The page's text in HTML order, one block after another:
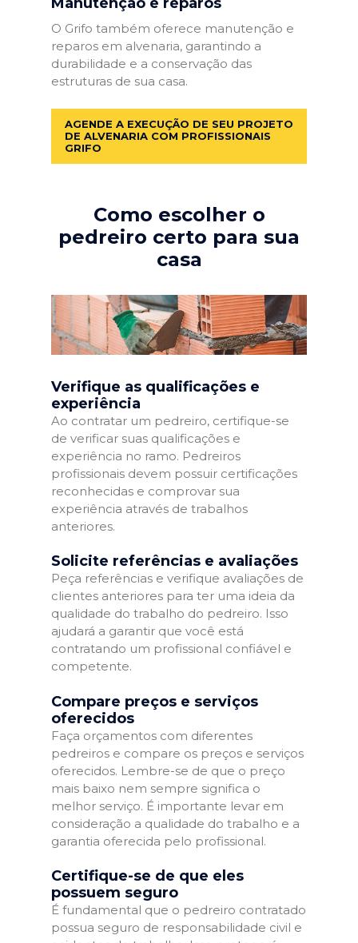
O Grifo também oferece manutenção e
reparos em alvenaria, garantindo a
durabilidade e a conservação das
estruturas de sua casa.
AGENDE A EXECUÇÃO DE SEU PROJETO
DE ALVENARIA COM PROFISSIONAIS
GRIFO
Como escolher o
pedreiro certo para sua
casa
Verifique as qualificações e
experiência
Ao contratar um pedreiro, certifique-se
de verificar suas qualificações e
experiência no ramo. Pedreiros
profissionais devem possuir certificações
reconhecidas e comprovar sua
experiência através de trabalhos
anteriores.
Solicite referências e avaliações
Peça referências e verifique avaliações de
clientes anteriores para ter uma ideia da
qualidade do trabalho do pedreiro. Isso
ajudará a garantir que você está
contratando um profissional confiável e
competente.
Compare preços e serviços
oferecidos
Faça orçamentos com diferentes
pedreiros e compare os preços e serviços
oferecidos. Lembre-se de que o preço
mais baixo nem sempre significa o
melhor serviço. É importante levar em
consideração a qualidade do trabalho e a
garantia oferecida pelo profissional.
Certifique-se de que eles
possuem seguro
É fundamental que o pedreiro contratado
possua seguro de responsabilidade civil e